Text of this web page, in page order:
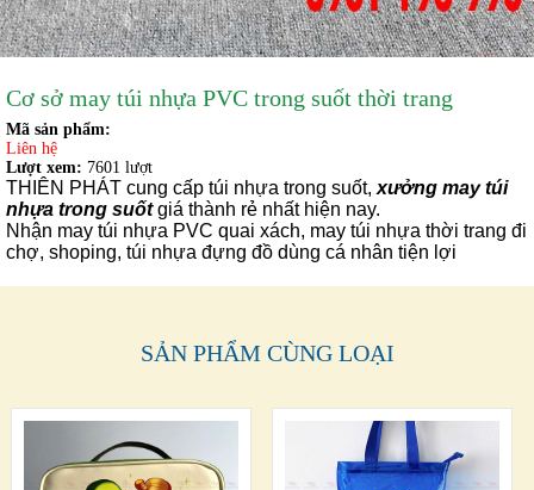
Cơ sở may túi nhựa PVC trong suốt thời trang
Mã sản phẩm:
Liên hệ
Lượt xem: 7601 lượt
THIÊN PHÁT cung cấp túi nhựa trong suốt, xưởng may túi
nhựa trong suốtgiá thành rẻ nhất hiện nay.
Nhận may túi nhựa PVC quai xách, may túi nhựa thời trang đi
chợ, shoping, túi nhựa đựng đồ dùng cá nhân tiện lợi
SẢN PHẨM CÙNG LOẠI